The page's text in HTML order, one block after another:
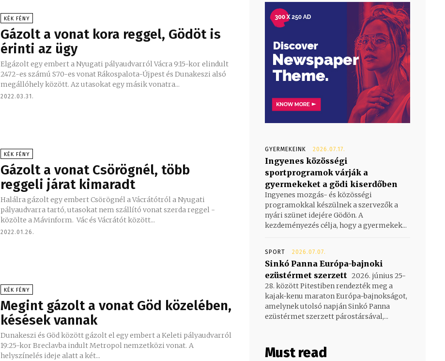
KÉK FÉNY
Gázolt a vonat kora reggel, Gödöt is
érinti az ügy
Elgázolt egy embert a Nyugati pályaudvarról Vácra 9:15-kor elindult
2472-es számú S70-es vonat Rákospalota-Újpest és Dunakeszi alsó
megállóhely között. Az utasokat egy másik vonatra...
2022.03.31.
KÉK FÉNY
Gázolt a vonat Csörögnél, több
reggeli járat kimaradt
Halálra gázolt egy embert Csörögnél a Vácrátótról a Nyugati
pályaudvarra tartó, utasokat nem szállító vonat szerda reggel -
közölte a Mávinform. Vác és Vácrátót között...
2022.01.26.
KÉK FÉNY
Megint gázolt a vonat Göd közelében,
késések vannak
Dunakeszi és Göd között gázolt el egy embert a Keleti pályaudvarról
19:25-kor Breclavba indult Metropol nemzetközi vonat. A
helyszínelés ideje alatt a két...
GYERMEKEINK 2026.07.17.
Ingyenes közösségi
sportprogramok várják a
gyermekeket a gödi kiserdőben
Ingyenes mozgás- és közösségi
programokkal készülnek a szervezők a
nyári szünet idejére Gödön. A
kezdeményezés célja, hogy a gyermekek...
SPORT 2026.07.07.
Sinkó Panna Európa-bajnoki
ezüstérmet szerzett 2026. június 25-
28. között Pitestiben rendezték meg a
kajak-kenu maraton Európa-bajnokságot,
amelynek utolsó napján Sinkó Panna
ezüstérmet szerzett párostársával,...
Must read